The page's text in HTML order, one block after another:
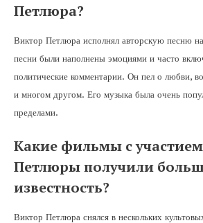
Петлюра?
Виктор Петлюра исполнял авторскую песню
песни были наполнены эмоциями и часто
политические комментарии. Он пел о любви,
и многом другом. Его музыка была очень
пределами.
Какие фильмы с
Петлюры получили
известность?
Виктор Петлюра снялся в нескольких